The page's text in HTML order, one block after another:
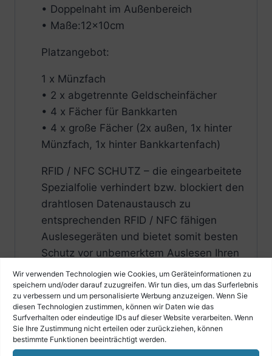
Wir verwenden Technologien wie Cookies, um Geräteinformationen zu
speichern und/oder darauf zuzugreifen. Wir tun dies, um das Surferlebnis
zu verbessern und um personalisierte Werbung anzuzeigen. Wenn Sie
diesen Technologien zustimmen, können wir Daten wie das
Surfverhalten oder eindeutige IDs auf dieser Website verarbeiten. Wenn
Sie Ihre Zustimmung nicht erteilen oder zurückziehen, können
bestimmte Funktionen beeinträchtigt werden.
• Doppelnaht im Außenbereich
• Maße:12x10cm
Platzangebot:
1 x Münzfach
• 2 x abgetrennte Geldscheinfächer
• 4 x Fächer für Bankkarten
• 4 x große Fächer (2x außen, 1x hinter
Münzfach, 1x hinter Bankkartenfach)
RFID / NFC SCHUTZ – die eingearbeitete
Spezialfolie verhindert bzw. blockiert den
drahtlosen Datenaustausch zu
entsprechenden RFID / NFC fähigen
Auslesegeräten und bietet somit besten
Schutz vor unbemerktem Auslesen Ihren
mitgeführten Karten